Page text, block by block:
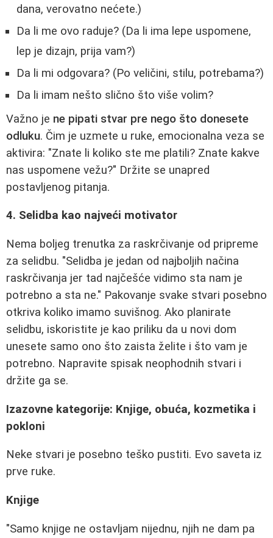
dana, verovatno nećete.)
Da li me ovo raduje? (Da li ima lepe uspomene,
lep je dizajn, prija vam?)
Da li mi odgovara? (Po veličini, stilu, potrebama?)
Da li imam nešto slično što više volim?
Važno je ne pipati stvar pre nego što donesete
odluku. Čim je uzmete u ruke, emocionalna veza se
aktivira: "Znate li koliko ste me platili? Znate kakve
nas uspomene vežu?" Držite se unapred
postavljenog pitanja.
4. Selidba kao najveći motivator
Nema boljeg trenutka za raskrčivanje od pripreme
za selidbu. "Selidba je jedan od najboljih načina
raskrčivanja jer tad najčešće vidimo sta nam je
potrebno a sta ne." Pakovanje svake stvari posebno
otkriva koliko imamo suvišnog. Ako planirate
selidbu, iskoristite je kao priliku da u novi dom
unesete samo ono što zaista želite i što vam je
potrebno. Napravite spisak neophodnih stvari i
držite ga se.
Izazovne kategorije: Knjige, obuća, kozmetika i
pokloni
Neke stvari je posebno teško pustiti. Evo saveta iz
prve ruke.
Knjige
"Samo knjige ne ostavljam nijednu, njih ne dam pa